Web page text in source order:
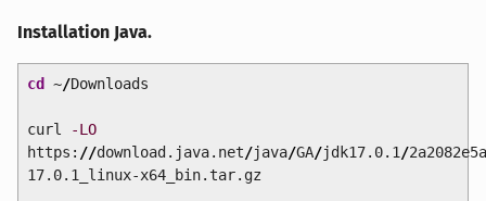
Installation Java.
cd~/Downloads
curl
-LO
https: //download.java.net/java/GA/jdk17.0.1 /
17.0.1_linux-x64_bin.tar.gz